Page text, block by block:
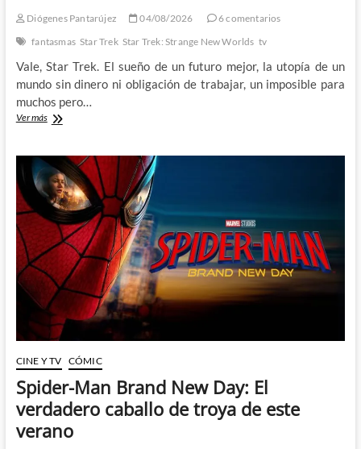
Diógenes Pantarújez 04/08/2026
6 comentarios
fantasmas Star Trek Star Trek: Strange New Worlds tv
Vale, Star Trek. El sueño de un futuro mejor, la utopía de un
mundo sin dinero ni obligación de trabajar, un imposible para
muchos pero…
Ver másStar
Worlds
y
el
Incidente
Griffin
CINE Y TV CÓMIC
Spider-Man Brand New Day: El
verdadero caballo de troya de este
verano